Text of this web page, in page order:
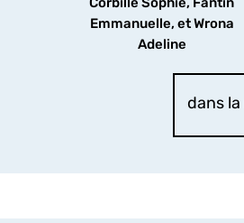
Emmanuelle, et Wrona
Adeline
découvrir
dans